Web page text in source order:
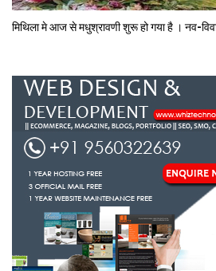
मिथि‍ला मे आज से मधुश्रावणी शुरू हो गया है । नव-